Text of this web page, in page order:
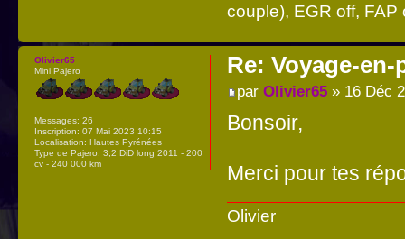
couple), EGR off, FAP
Re: Voyage-en-
par Olivier65» 16 Déc
Bonsoir,
Merci pour tes
Olivier
Olivier65
Mini Pajero
Messages: 26
Inscription: 07 Mai 2023 10:15
Localisation: Hautes Pyrénées
Type de Pajero: 3,2 DiD long 2011 - 200
cv - 240 000 km